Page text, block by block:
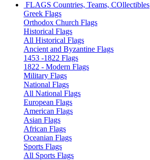
FLAGS Countries, Teams, COllectibles
Greek Flags
Orthodox Church Flags
Historical Flags
All Historical Flags
Ancient and Byzantine Flags
1453 -1822 Flags
1822 - Modern Flags
Military Flags
National Flags
All National Flags
European Flags
American Flags
Asian Flags
African Flags
Oceanian Flags
Sports Flags
All Sports Flags